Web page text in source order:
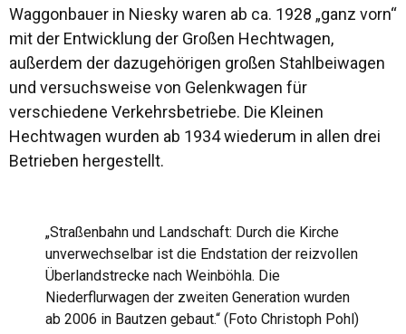
Waggonbauer in Niesky waren ab ca. 1928 „ganz vorn“
mit der Entwicklung der Großen Hechtwagen,
außerdem der dazugehörigen großen Stahlbeiwagen
und versuchsweise von Gelenkwagen für
verschiedene Verkehrsbetriebe. Die Kleinen
Hechtwagen wurden ab 1934 wiederum in allen drei
Betrieben hergestellt.
„Straßenbahn und Landschaft: Durch die Kirche
unverwechselbar ist die Endstation der reizvollen
Überlandstrecke nach Weinböhla. Die
Niederflurwagen der zweiten Generation wurden
ab 2006 in Bautzen gebaut.“ (Foto Christoph Pohl)